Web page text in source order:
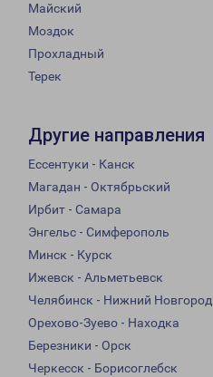
Майский
Моздок
Прохладный
Терек
Другие направления
Ессентуки - Канск
Магадан - Октябрьский
Ирбит - Самара
Энгельс - Симферополь
Минск - Курск
Ижевск - Альметьевск
Челябинск - Нижний Новгород
Орехово-Зуево - Находка
Березники - Орск
Черкесск - Борисоглебск